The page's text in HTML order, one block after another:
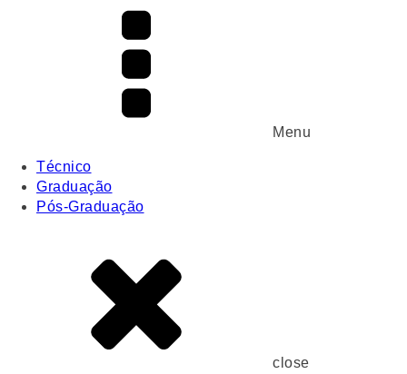
Menu
Técnico
Graduação
Pós-Graduação
close